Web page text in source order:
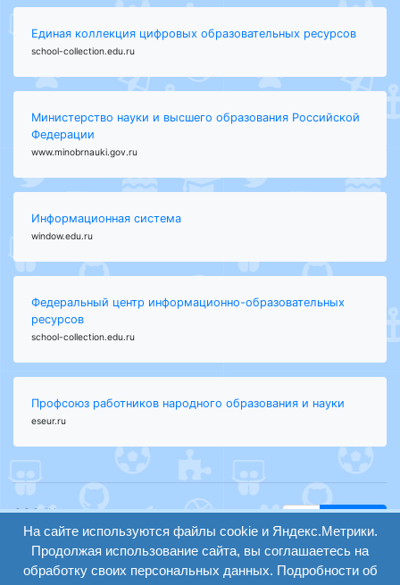
Единая коллекция цифровых образовательных ресурсов
school-collection.edu.ru
Министерство науки и высшего образования Российской
Федерации
www.minobrnauki.gov.ru
Информационная система
window.edu.ru
Федеральный центр информационно-образовательных
ресурсов
school-collection.edu.ru
Профсоюз работников народного образования и науки
eseur.ru
ООО "Центр
образования и
консалтинга"
Волгоград 2008-
2026
вход
регистрация
Версия
сайта для
На сайте используются файлы cookie и Яндекс.Метрики.
Продолжая использование сайта, вы соглашаетесь на
обработку своих персональных данных. Подробности об